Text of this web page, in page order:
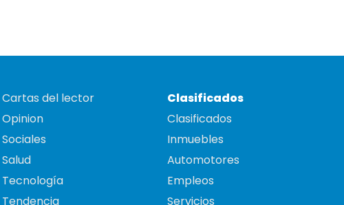
Cartas del lector
Opinion
Sociales
Salud
Tecnología
Tendencia
Clasificados
Clasificados
Inmuebles
Automotores
Empleos
Servicios